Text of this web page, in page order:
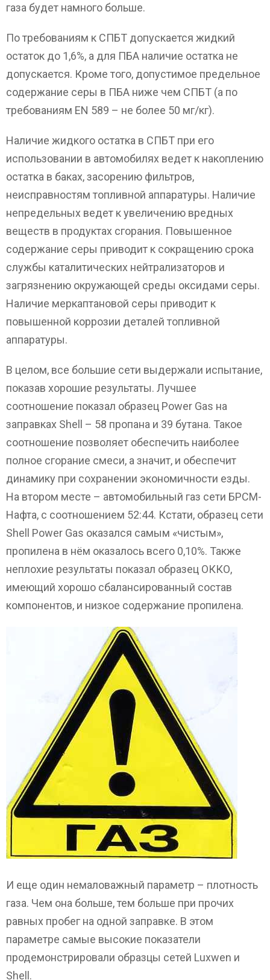
газа будет намного больше.
По требованиям к СПБТ допускается жидкий
остаток до 1,6%, а для ПБА наличие остатка не
допускается. Кроме того, допустимое предельное
содержание серы в ПБА ниже чем СПБТ (а по
требованиям EN 589 – не более 50 мг/кг).
Наличие жидкого остатка в СПБТ при его
использовании в автомобилях ведет к накоплению
остатка в баках, засорению фильтров,
неисправностям топливной аппаратуры. Наличие
непредельных ведет к увеличению вредных
веществ в продуктах сгорания. Повышенное
содержание серы приводит к сокращению срока
службы каталитических нейтрализаторов и
загрязнению окружающей среды оксидами серы.
Наличие меркаптановой серы приводит к
повышенной коррозии деталей топливной
аппаратуры.
В целом, все большие сети выдержали испытание,
показав хорошие результаты. Лучшее
соотношение показал образец Power Gas на
заправках Shell – 58 пропана и 39 бутана. Такое
соотношение позволяет обеспечить наиболее
полное сгорание смеси, а значит, и обеспечит
динамику при сохранении экономичности езды.
На втором месте – автомобильный газ сети БРСМ-
Нафта, с соотношением 52:44. Кстати, образец сети
Shell Power Gas оказался самым «чистым»,
пропилена в нём оказалось всего 0,10%. Также
неплохие результаты показал образец ОККО,
имеющий хорошо сбалансированный состав
компонентов, и низкое содержание пропилена.
И еще один немаловажный параметр – плотность
газа. Чем она больше, тем больше при прочих
равных пробег на одной заправке. В этом
параметре самые высокие показатели
продемонстрировали образцы сетей Luxwen и
Shell.